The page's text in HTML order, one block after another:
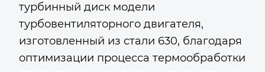
турбинный диск модели
турбовентиляторного двигателя,
изготовленный из стали 630, благодаря
оптимизации процесса термообработки